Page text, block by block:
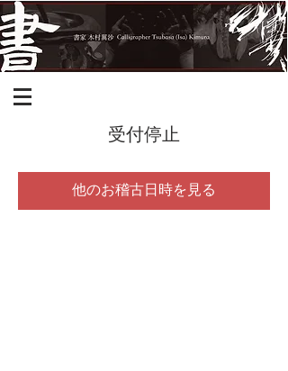
受付停止
他のお稽古日時を見る